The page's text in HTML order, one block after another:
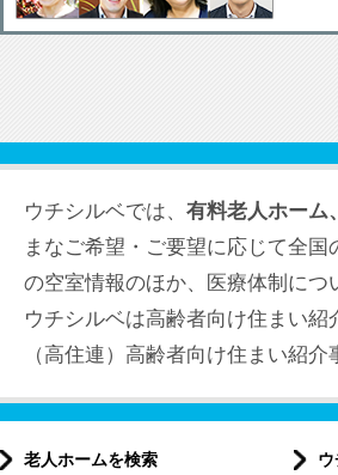
ウチシルベでは、 有料老人ホーム
まなご希望・ご要望に応じて全
の空室情報のほか、医療体制に
ウチシルベは高齢者向け住まい
（高住連）高齢者向け住まい紹
老人ホームを検索